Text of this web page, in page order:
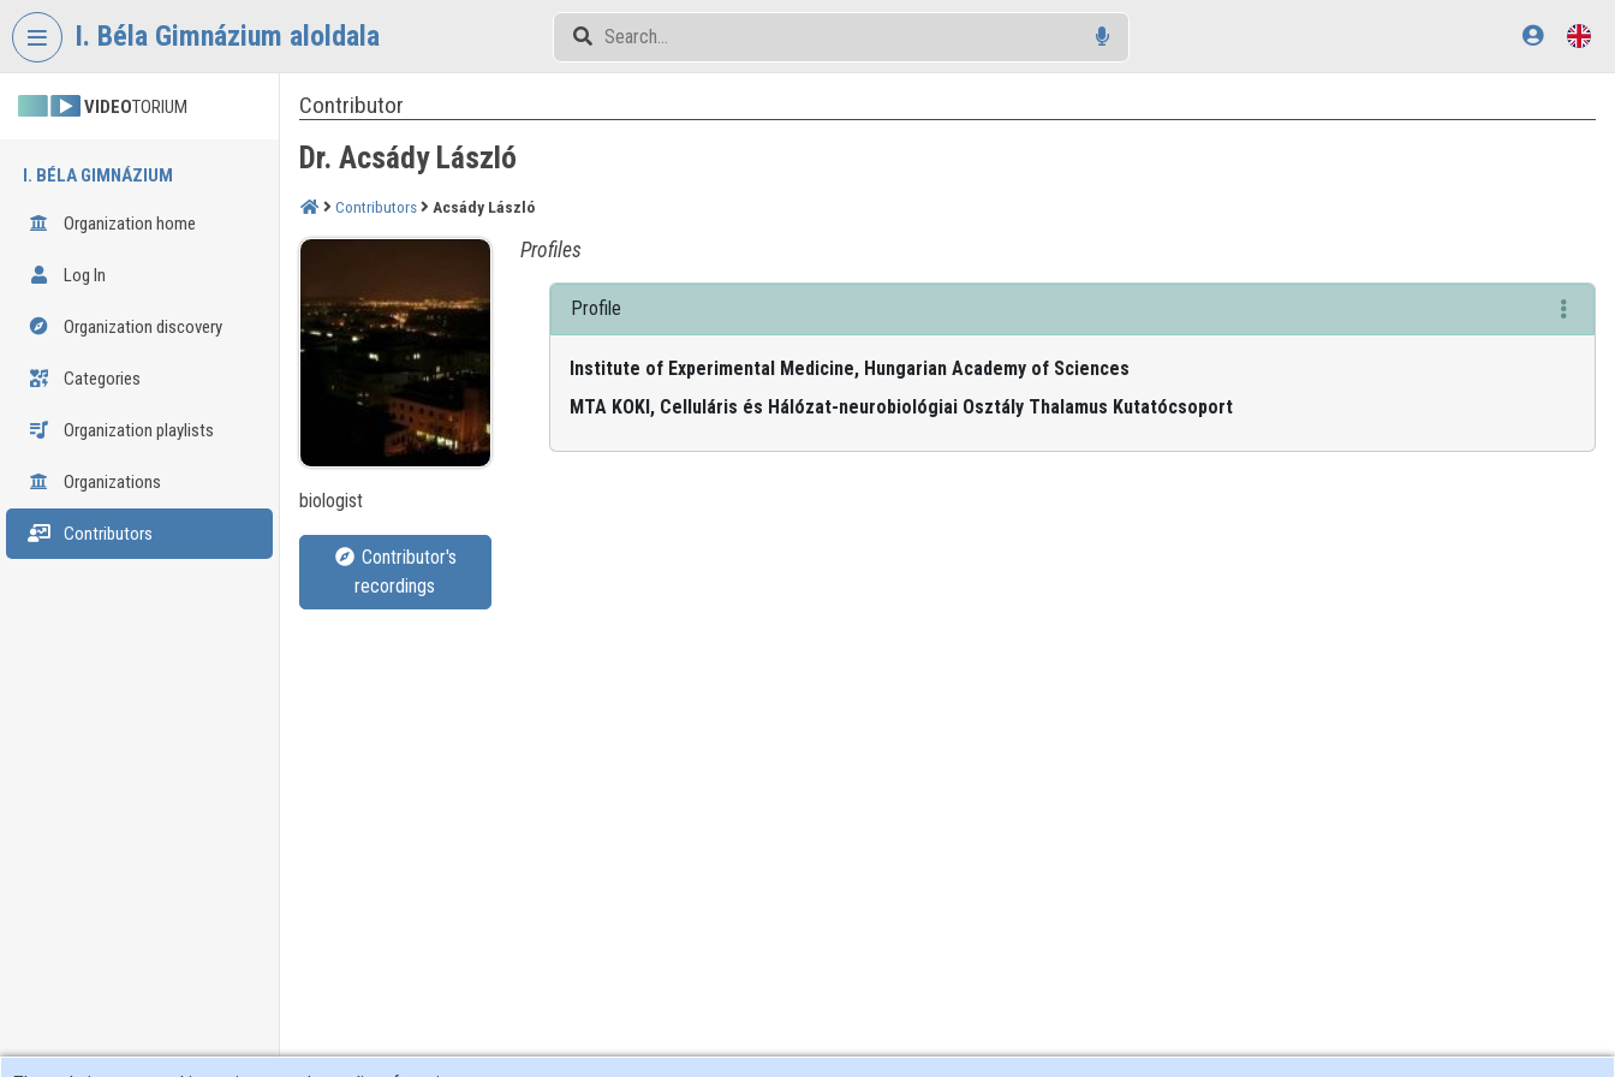
Skip header
I. Béla Gimnázium aloldala
VIDEOTORIUM
I. BÉLA GIMNÁZIUM
Organization home
Log In
Organization discovery
Categories
Organization playlists
Organizations
Contributors
Contributor
Dr. Acsády László
Contributors Acsády László
biologist
Contributor's
recordings
Profiles
Profile
Institute of Experimental Medicine, Hungarian Academy of Sciences
MTA KOKI, Celluláris és Hálózat-neurobiológiai Osztály Thalamus Kutatócsoport